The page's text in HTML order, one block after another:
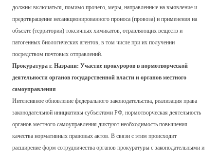
должны включаться, помимо прочего, меры, направленные на выявление и
предотвращение несанкционированного проноса (провоза) и применения на
объекте (территории) токсичных химикатов, отравляющих веществ и
патогенных биологических агентов, в том числе при их получении
посредством почтовых отправлений.
Прокуратура г. Назрани: Участие прокуроров в нормотворческой
деятельности органов государственной власти и органов местного
самоуправления
Интенсивное обновление федерального законодательства, реализация права
законодательной инициативы субъектами РФ, нормотворческая деятельность
органов местного самоуправления диктуют необходимость повышения
качества нормативных правовых актов. В связи с этим происходит
расширение форм сотрудничества органов прокуратуры с законодательными и